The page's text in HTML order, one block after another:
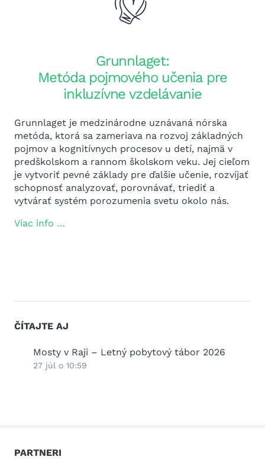
Grunnlaget:
Metóda pojmového učenia pre
inkluzívne vzdelávanie
Grunnlaget je medzinárodne uznávaná nórska
metóda, ktorá sa zameriava na rozvoj základných
pojmov a kognitívnych procesov u detí, najmä v
predškolskom a rannom školskom veku. Jej cieľom
je vytvoriť pevné základy pre ďalšie učenie, rozvíjať
schopnosť analyzovať, porovnávať, triediť a
vytvárať systém porozumenia svetu okolo nás.
Viac info …
ČÍTAJTE AJ
Mosty v Raji – Letný pobytový tábor 2026
27 júl o 10:59
PARTNERI